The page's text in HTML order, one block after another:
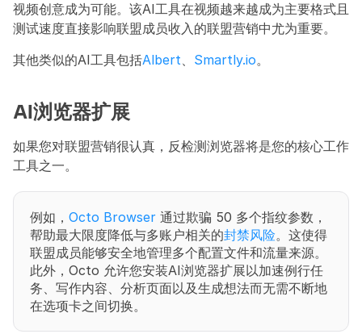
视频创意成为可能。该AI工具在视频越来越成为主要格式且
测试速度直接影响联盟成员收入的联盟营销中尤为重要。
其他类似的AI工具包括Albert、 Smartly.io。
AI浏览器扩展
如果您对联盟营销很认真，反检测浏览器将是您的核心工作
工具之一。
例如， Octo Browser 通过欺骗 50 多个指纹参数，
帮助最大限度降低与多账户相关的封禁风险。这使得
联盟成员能够安全地管理多个配置文件和流量来源。
此外，Octo 允许您安装AI浏览器扩展以加速例行任
务、写作内容、分析页面以及生成想法而无需不断地
在选项卡之间切换。